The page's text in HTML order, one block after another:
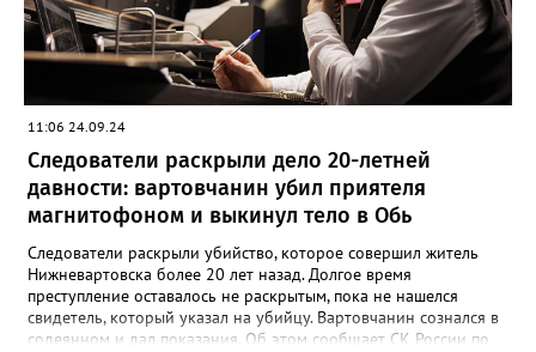
11:06 24.09.24
Следователи раскрыли дело 20-летней
давности: вартовчанин убил приятеля
магнитофоном и выкинул тело в Обь
Следователи раскрыли убийство, которое совершил житель
Нижневартовска более 20 лет назад. Долгое время
преступление оставалось не раскрытым, пока не нашелся
свидетель, который указал на убийцу. Вартовчанин сознался в
содеянном и дал показания. Об этом сообщает СК России по